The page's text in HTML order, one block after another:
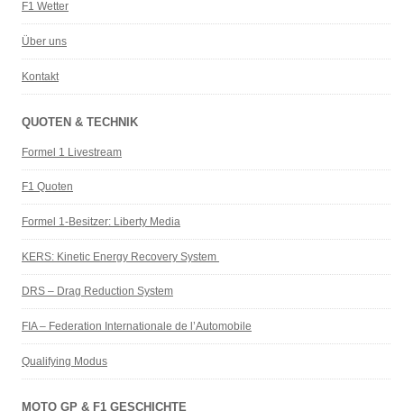
F1 Wetter
Über uns
Kontakt
QUOTEN & TECHNIK
Formel 1 Livestream
F1 Quoten
Formel 1-Besitzer: Liberty Media
KERS: Kinetic Energy Recovery System
DRS – Drag Reduction System
FIA – Federation Internationale de l’Automobile
Qualifying Modus
MOTO GP & F1 GESCHICHTE